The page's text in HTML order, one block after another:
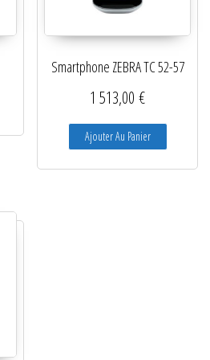
Smartphone ZEBRA TC 52-57
1 513,00€
Ajouter Au Panier